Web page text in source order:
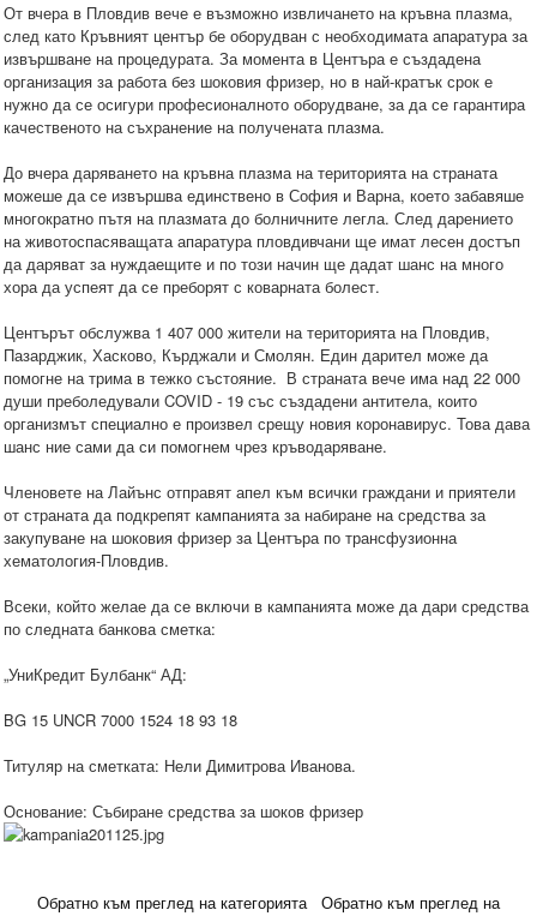
От вчера в Пловдив вече е възможно извличането на кръвна плазма,
след като Кръвният център бе оборудван с необходимата апаратура за
извършване на процедурата. За момента в Центъра е създадена
организация за работа без шоковия фризер, но в най-кратък срок е
нужно да се осигури професионалното оборудване, за да се гарантира
качественото на съхранение на получената плазма.
До вчера даряването на кръвна плазма на територията на страната
можеше да се извършва единствено в София и Варна, което забавяше
многократно пътя на плазмата до болничните легла. След дарението
на животоспасяващата апаратура пловдивчани ще имат лесен достъп
да даряват за нуждаещите и по този начин ще дадат шанс на много
хора да успеят да се преборят с коварната болест.
Центърът обслужва 1 407 000 жители на територията на Пловдив,
Пазарджик, Хасково, Кърджали и Смолян. Един дарител може да
помогне на трима в тежко състояние. В страната вече има над 22 000
души преболедували COVID - 19 със създадени антитела, които
организмът специално е произвел срещу новия коронавирус. Това дава
шанс ние сами да си помогнем чрез кръводаряване.
Членовете на Лайънс отправят апел към всички граждани и приятели
от страната да подкрепят кампанията за набиране на средства за
закупуване на шоковия фризер за Центъра по трансфузионна
хематология-Пловдив.
Всеки, който желае да се включи в кампанията може да дари средства
по следната банкова сметка:
„УниКредит Булбанк“ АД:
BG 15 UNCR 7000 1524 18 93 18
Титуляр на сметката: Нели Димитрова Иванова.
Основание: Събиране средства за шоков фризер
Обратно към преглед на категорията
Обратно към преглед на